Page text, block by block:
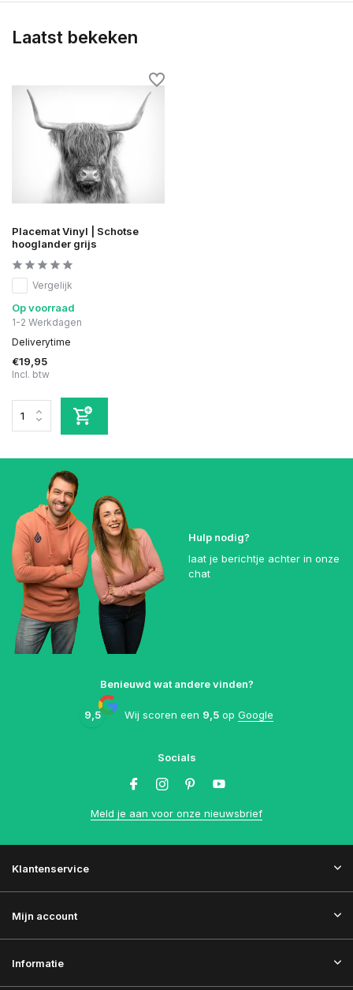
Laatst bekeken
Placemat Vinyl | Schotse
hooglander grijs
Vergelijk
Op voorraad
1-2 Werkdagen
Deliverytime
€19,95
Incl. btw
Hulp nodig?
laat je berichtje achter in onze
chat
Benieuwd wat andere vinden?
9,5 Wij scoren een 9,5 op Google
Socials
Meld je aan voor onze nieuwsbrief
Klantenservice
Mijn account
Informatie